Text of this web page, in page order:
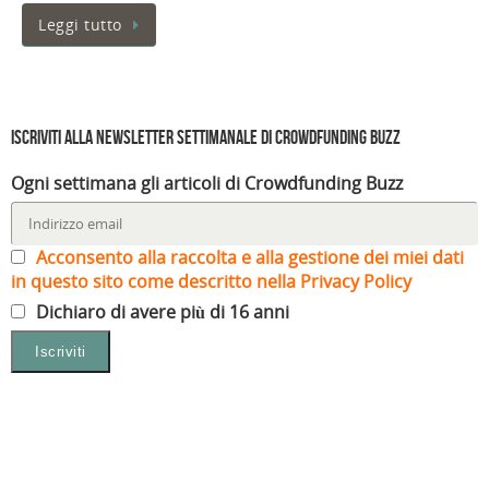
Leggi tutto
Iscriviti alla Newsletter settimanale di Crowdfunding Buzz
Ogni settimana gli articoli di Crowdfunding Buzz
Acconsento alla raccolta e alla gestione dei miei dati
in questo sito come descritto nella Privacy Policy
Dichiaro di avere più di 16 anni